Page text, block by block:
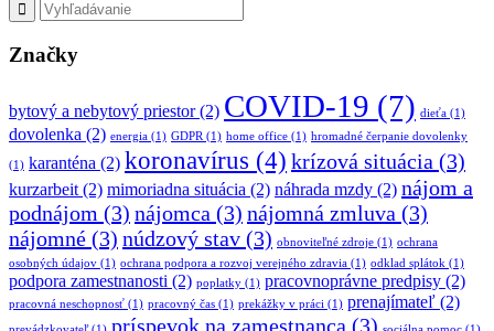
Značky
bytový a nebytový priestor(2) COVID-19 (7) dieťa (1)
dovolenka (2) energia (1) GDPR (1) home office (1) hromadné čerpanie dovolenky
(1) karanténa (2) koronavírus (4) krízová situácia (3)
kurzarbeit (2) mimoriadna situácia (2) náhrada mzdy (2) nájom a
podnájom (3) nájomca (3) nájomná zmluva (3)
nájomné (3) núdzový stav (3) obnoviteľné zdroje (1) ochrana
osobných údajov (1) ochrana podpora a rozvoj verejného zdravia (1) odklad splátok (1)
podpora zamestnanosti (2) poplatky (1) pracovnoprávne predpisy (2)
pracovná neschopnosť (1) pracovný čas (1) prekážky v práci (1) prenajímateľ (2)
príspevok na zamestnanca (3)